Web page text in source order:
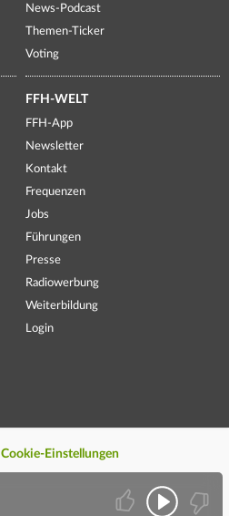
News-Podcast
Themen-Ticker
Voting
FFH-WELT
FFH-App
Newsletter
Kontakt
Frequenzen
Jobs
Führungen
Presse
Radiowerbung
Weiterbildung
Login
Cookie-Einstellungen